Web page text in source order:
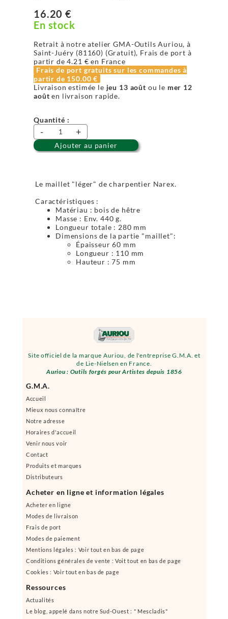
Site officiel de la marque Auriou, de l'entreprise G.M.A. et
de Lie-Nielsen en France.
Auriou : Outils forgés pour Artistes depuis 1856
G.M.A.
Accueil
Mieux nous connaître
Notre adresse
Horaires d'accueil
Venir nous voir
Contact
Produits et marques
Distributeurs
Acheter en ligne et information légales
Acheter en ligne
Modes de livraison
Frais de port
Modes de paiement
Mentions légales : Voir tout en bas de page
Conditions générales de vente : Voit tout en bas de page
Cookies : Voir tout en bas de page
Ressources
Actualités
Le blog, appelé dans notre Sud-Ouest : " Mescladis"
16.20 €
En stock
Retrait à notre atelier GMA-Outils Auriou, à
Saint-Juéry (81160) (Gratuit), Frais de port à
partir de4.21 € en France
Frais de port gratuits sur les commandes à
partir de 150.00 €
Livraison estimée le jeu 13 août ou le mer 12
août en livraison rapide.
Quantité :
- +
Ajouter au panier
Le maillet "léger" de charpentier Narex.
Caractéristiques :
Matériau : bois de hêtre
Masse : Env. 440 g.
Longueur totale : 280 mm
Dimensions de la partie "maillet":
Épaisseur 60 mm
Longueur : 110 mm
Hauteur : 75 mm